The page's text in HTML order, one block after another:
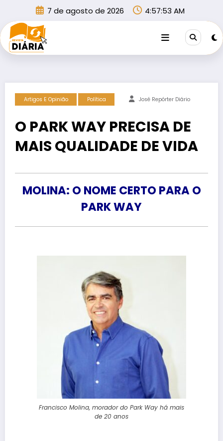
conteúdo
7 de agosto de 2026 4:57:53 AM
Artigos E Opinião Política José Repórter Diário
O PARK WAY PRECISA DE
MAIS QUALIDADE DE VIDA
MOLINA: O NOME CERTO PARA O
PARK WAY
Francisco Molina, morador do Park Way há mais
de 20 anos